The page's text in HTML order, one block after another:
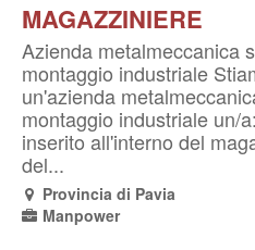
MAGAZZINIERE
Azienda metalmeccanica
montaggio industriale
un'azienda
montaggio industriale un/
inserito all'interno del
del...
Provincia di Pavia
Manpower